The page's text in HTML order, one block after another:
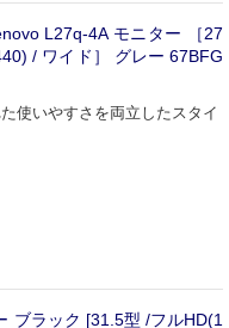
L27q-4A モニター ［27
/ ワイド］ グレー 67BFG
使いやすさを両立したスタイ
ブラック [31.5型 /フルHD(1